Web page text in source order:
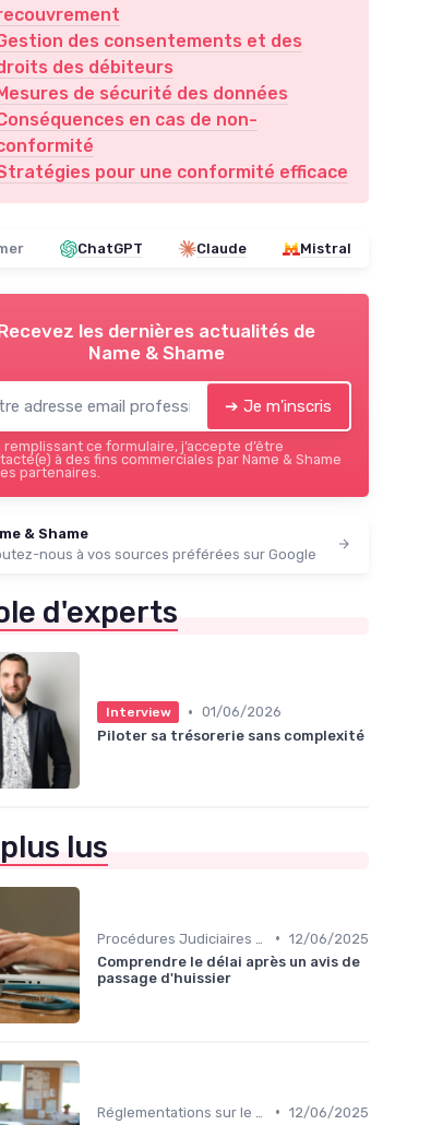
des consentements et des
des débiteurs
de sécurité des données
en cas de non-
pour une conformité efficace
ChatGPT Claude Mistral
les dernières actualités de
Name & Shame
➔ Je m'inscris
remplissant ce formulaire, j’accepte d’être
à des fins commerciales par Name & Shame
partenaires.
& Shame
nous à vos sources préférées sur Google
d'experts
Interview • 01/06/2026
Piloter sa trésorerie sans complexité
lus
• 12/06/2025
Comprendre le délai après un avis de
passage d'huissier
• 12/06/2025